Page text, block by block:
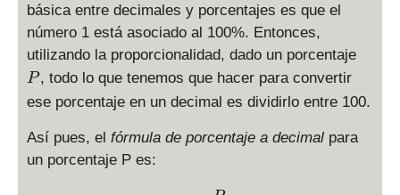
básica entre decimales y porcentajes es que el
número 1 está asociado al 100%. Entonces,
utilizando la proporcionalidad, dado un porcentaje
P, todo lo que tenemos que hacer para convertir
ese porcentaje en un decimal es dividirlo entre 100.
Así pues, el fórmula de porcentaje a decimal para
un porcentaje P es: